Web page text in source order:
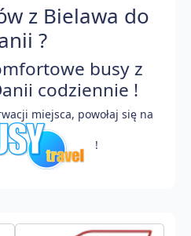
z Bielawa do
?
busy z
codziennie !
miejsca, powołaj się na
!